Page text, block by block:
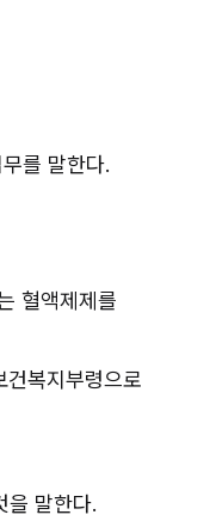
를 말한다.
혈액제제를
복지부령으로
을 말한다.